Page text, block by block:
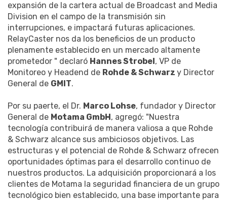
expansión de la cartera actual de Broadcast and Media
Division en el campo de la transmisión sin
interrupciones, e impactará futuras aplicaciones.
RelayCaster nos da los beneficios de un producto
plenamente establecido en un mercado altamente
prometedor " declaró Hannes Strobel, VP de
Monitoreo y Headend de Rohde & Schwarz y Director
General de GMIT.
Por su paerte, el Dr. Marco Lohse, fundador y Director
General de Motama GmbH, agregó: "Nuestra
tecnología contribuirá de manera valiosa a que Rohde
& Schwarz alcance sus ambiciosos objetivos. Las
estructuras y el potencial de Rohde & Schwarz ofrecen
oportunidades óptimas para el desarrollo continuo de
nuestros productos. La adquisición proporcionará a los
clientes de Motama la seguridad financiera de un grupo
tecnológico bien establecido, una base importante para